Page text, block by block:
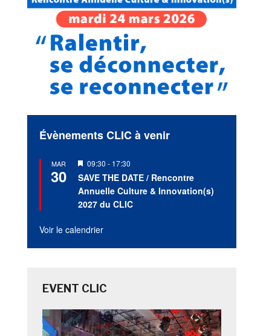
Évènements CLIC à venir
MAR
30
Mis
en
avant
09:30 - 17:30
SAVE THE DATE / Rencontre
Annuelle Culture & Innovation(s)
2027 du CLIC
Voir le calendrier
EVENT CLIC